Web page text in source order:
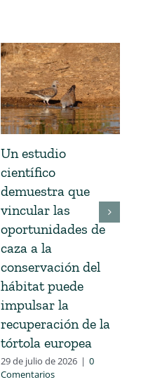
Un estudio
científico
demuestra que
vincular las
oportunidades de
caza a la
conservación del
hábitat puede
impulsar la
recuperación de la
tórtola europea
29 de julio de 2026 | 0
Comentarios